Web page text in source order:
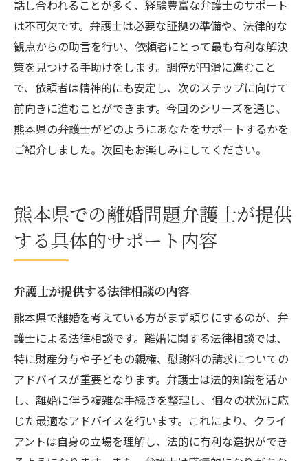
話し合われることが多く、経験豊富な弁護士のサポート
は不可欠です。弁護士は必要な証拠の準備や、法律的な
観点からの助言を行い、依頼者にとって最も有利な解決
策を見つける手助けをします。調停が円滑に進むこと
で、依頼者は精神的にも安定し、次のステップに向けて
前向きに進むことができます。今回のシリーズを通じ、
熊本県の弁護士がどのようにあなたをサポートするかを
ご紹介しました。次回もお楽しみにしてください。
熊本県での離婚問題弁護士が提供
する具体的サポート内容
弁護士が提供する法律相談の内容
熊本県で離婚を考えている方がまず頼りにするのが、弁
護士による法律相談です。離婚に関する法律相談では、
特に財産分与や子どもの親権、慰謝料の請求についての
アドバイスが重要となります。弁護士は法的知識を活か
し、離婚に伴う複雑な手続きを整理し、個々の状況に応
じた最適なアドバイスを行います。これにより、クライ
アントは自身の立場を理解し、法的に有利な選択ができ